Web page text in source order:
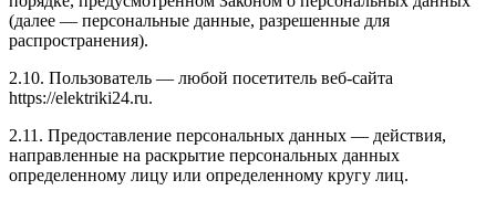
(далее — персональные данные, разрешенные для
распространения).
2.10. Пользователь — любой посетитель веб-сайта
https://elektriki24.ru.
2.11. Предоставление персональных данных — действия,
направленные на раскрытие персональных данных
определенному лицу или определенному кругу лиц.